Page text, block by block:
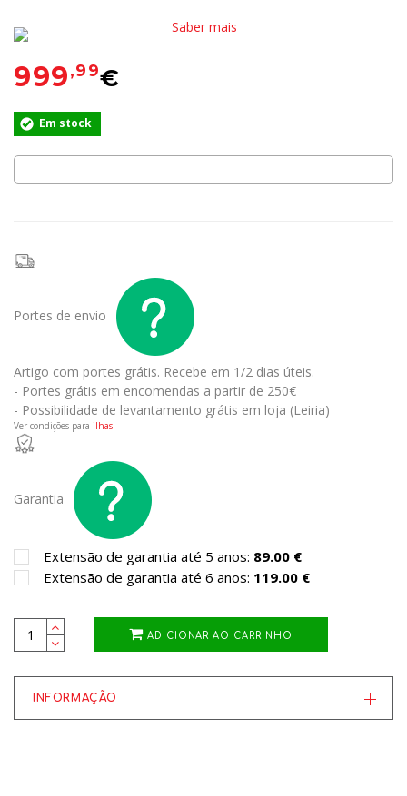
Saber mais
999,99€
Em stock
Portes de envio
Artigo com portes grátis. Recebe em 1/2 dias úteis.
- Portes grátis em encomendas a partir de 250€
- Possibilidade de levantamento grátis em loja (Leiria)
Ver condições para ilhas
Garantia
Extensão de garantia até 5 anos: 89.00 €
Extensão de garantia até 6 anos: 119.00 €
ADICIONAR AO CARRINHO
INFORMAÇÃO